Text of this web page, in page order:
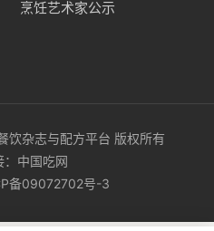
烹饪艺术家公示
杂志与配方平台 版权所有
中国吃网
备09072702号-3